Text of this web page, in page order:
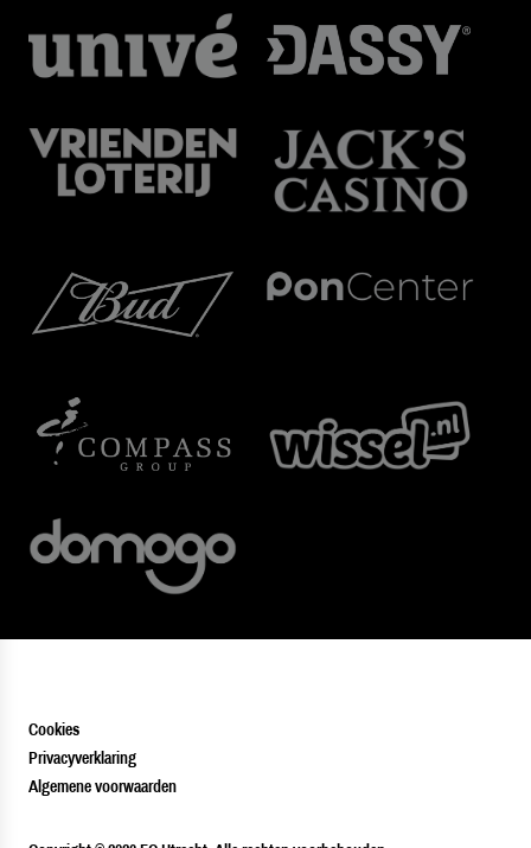
Cookies
Privacyverklaring
Algemene voorwaarden